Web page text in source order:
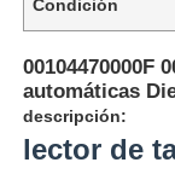
Condición
00104470000F
automáticas
descripción:
lector de